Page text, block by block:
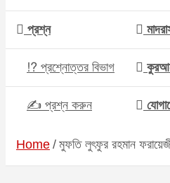
প্রশ্ন
⁉ প্রশ্নোত্তর বিভাগ
✍ প্রশ্ন করুন
Home মুফতি লুৎফুর রহমান